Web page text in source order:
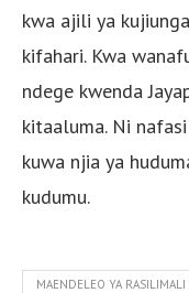
kwa ajili ya
kifahari. Kwa
ndege kwenda
kitaaluma. Ni
kuwa njia ya
kudumu.
MAENDELEO YA RASILIMALI